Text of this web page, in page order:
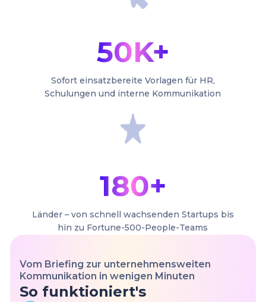
50K+
Sofort einsatzbereite Vorlagen für HR,
Schulungen und interne Kommunikation
180+
Länder – von schnell wachsenden Startups bis
hin zu Fortune-500-People-Teams
Vom Briefing zur unternehmensweiten
Kommunikation in wenigen Minuten
So funktioniert's